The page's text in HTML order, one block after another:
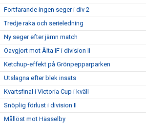
Fortfarande ingen seger i div 2
Tredje raka och serieledning
Ny seger efter jämn match
Oavgjort mot Älta IF i division II
Ketchup-effekt på Grönpepparparken
Utslagna efter blek insats
Kvartsfinal i Victoria Cup i kväll
Snöplig förlust i division II
Mållöst mot Hässelby